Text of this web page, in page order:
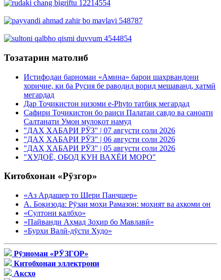
Тозатарин матолиб
Истифодаи барномаи «Амина» барои шаҳрвандони
хориҷие, ки ба Русия бе раводид ворид мешаванд, ҳатмӣ
мегардад
Дар Тоҷикистон низоми e-Phyto татбиқ мегардад
Сафири Тоҷикистон бо раиси Палатаи савдо ва саноати
Салтанати Умон мулоқот намуд
"ДАҲ ХАБАРИ РӮЗ" | 07 августи соли 2026
"ДАҲ ХАБАРИ РӮЗ" | 06 августи соли 2026
"ДАҲ ХАБАРИ РӮЗ" | 05 августи соли 2026
"ХУДОЁ, ОБОД КУН ВАХЁИ МОРО"
Китобхонаи «Рӯзгор»
«Аз Ардашер то Шери Панҷшер»
А. Боқизода: Рӯзаи моҳи Рамазон: моҳият ва аҳкоми он
«Султони қалбҳо»
«Пайванди Аҳмад Зоҳир бо Мавлавӣ»
«Бурхи Валӣ-дӯсти Худо»
Рӯзномаи «РӮЗГОР»
Китобхонаи эллектрони
Аксҳо